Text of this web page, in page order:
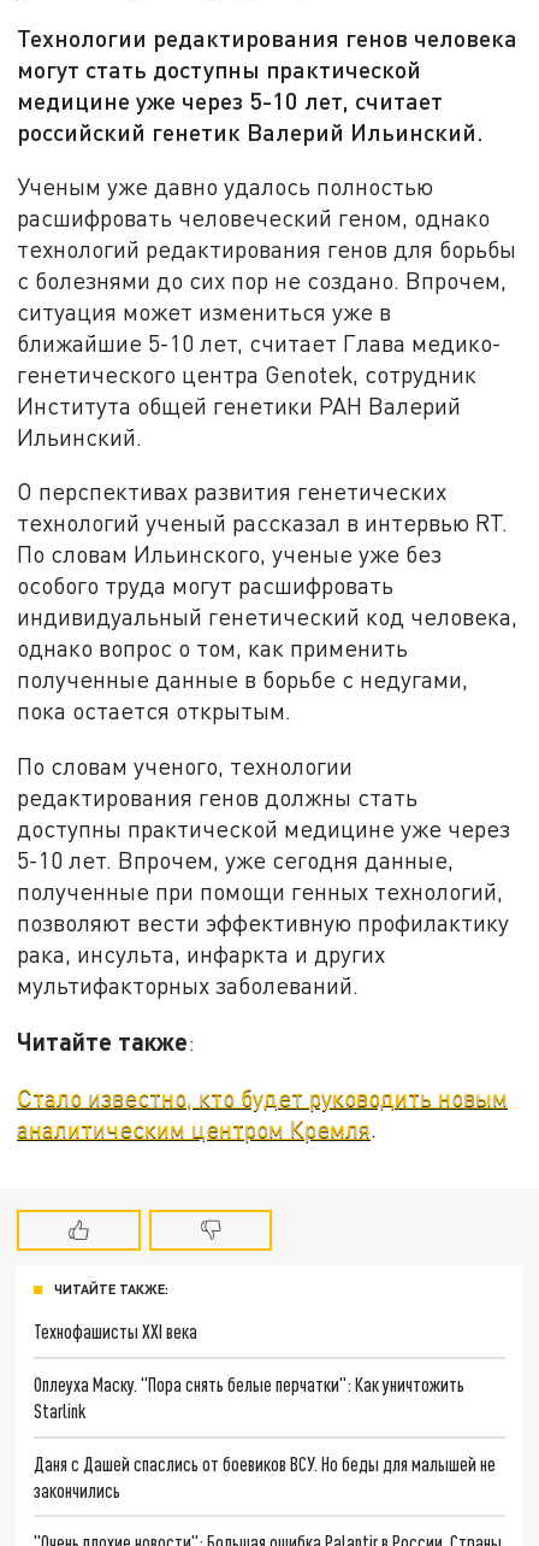
Технологии редактирования генов человека
могут стать доступны практической
медицине уже через 5-10 лет, считает
российский генетик Валерий Ильинский.
Ученым уже давно удалось полностью
расшифровать человеческий геном, однако
технологий редактирования генов для борьбы
с болезнями до сих пор не создано. Впрочем,
ситуация может измениться уже в
ближайшие 5-10 лет, считает Глава медико-
генетического центра Genotek, сотрудник
Института общей генетики РАН Валерий
Ильинский.
О перспективах развития генетических
технологий ученый рассказал в интервью RT.
По словам Ильинского, ученые уже без
особого труда могут расшифровать
индивидуальный генетический код человека,
однако вопрос о том, как применить
полученные данные в борьбе с недугами,
пока остается открытым.
По словам ученого, технологии
редактирования генов должны стать
доступны практической медицине уже через
5-10 лет. Впрочем, уже сегодня данные,
полученные при помощи генных технологий,
позволяют вести эффективную профилактику
рака, инсульта, инфаркта и других
мультифакторных заболеваний.
Читайте также:
Стало известно, кто будет руководить новым
аналитическим центром Кремля
ЧИТАЙТЕ ТАКЖЕ:
Технофашисты XXI века
Оплеуха Маску. "Пора снять белые перчатки": Как уничтожить
Starlink
Даня с Дашей спаслись от боевиков ВСУ. Но беды для малышей не
закончились